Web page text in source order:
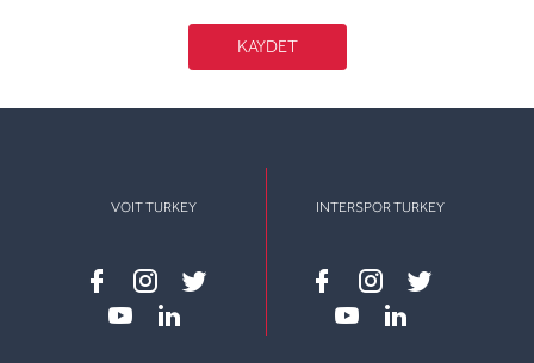
KAYDET
VOIT TURKEY
Facebook
instagram
twitter
INTERSPOR TURKEY
Facebook
instagram
twitter